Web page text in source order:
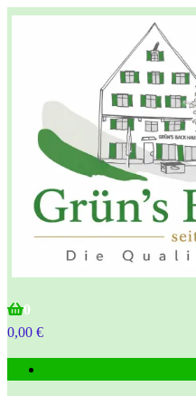
Grün's Backhaus
0
0,00 €